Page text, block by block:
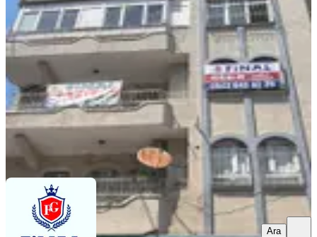
Seyhan, Şakirpaşa Mahallesi
3+1·175 m² Müstakil 06.08.2026
11.000 ₺
FİNAL GAYRİMENKUL mustafa emir özer
Ara
Ara